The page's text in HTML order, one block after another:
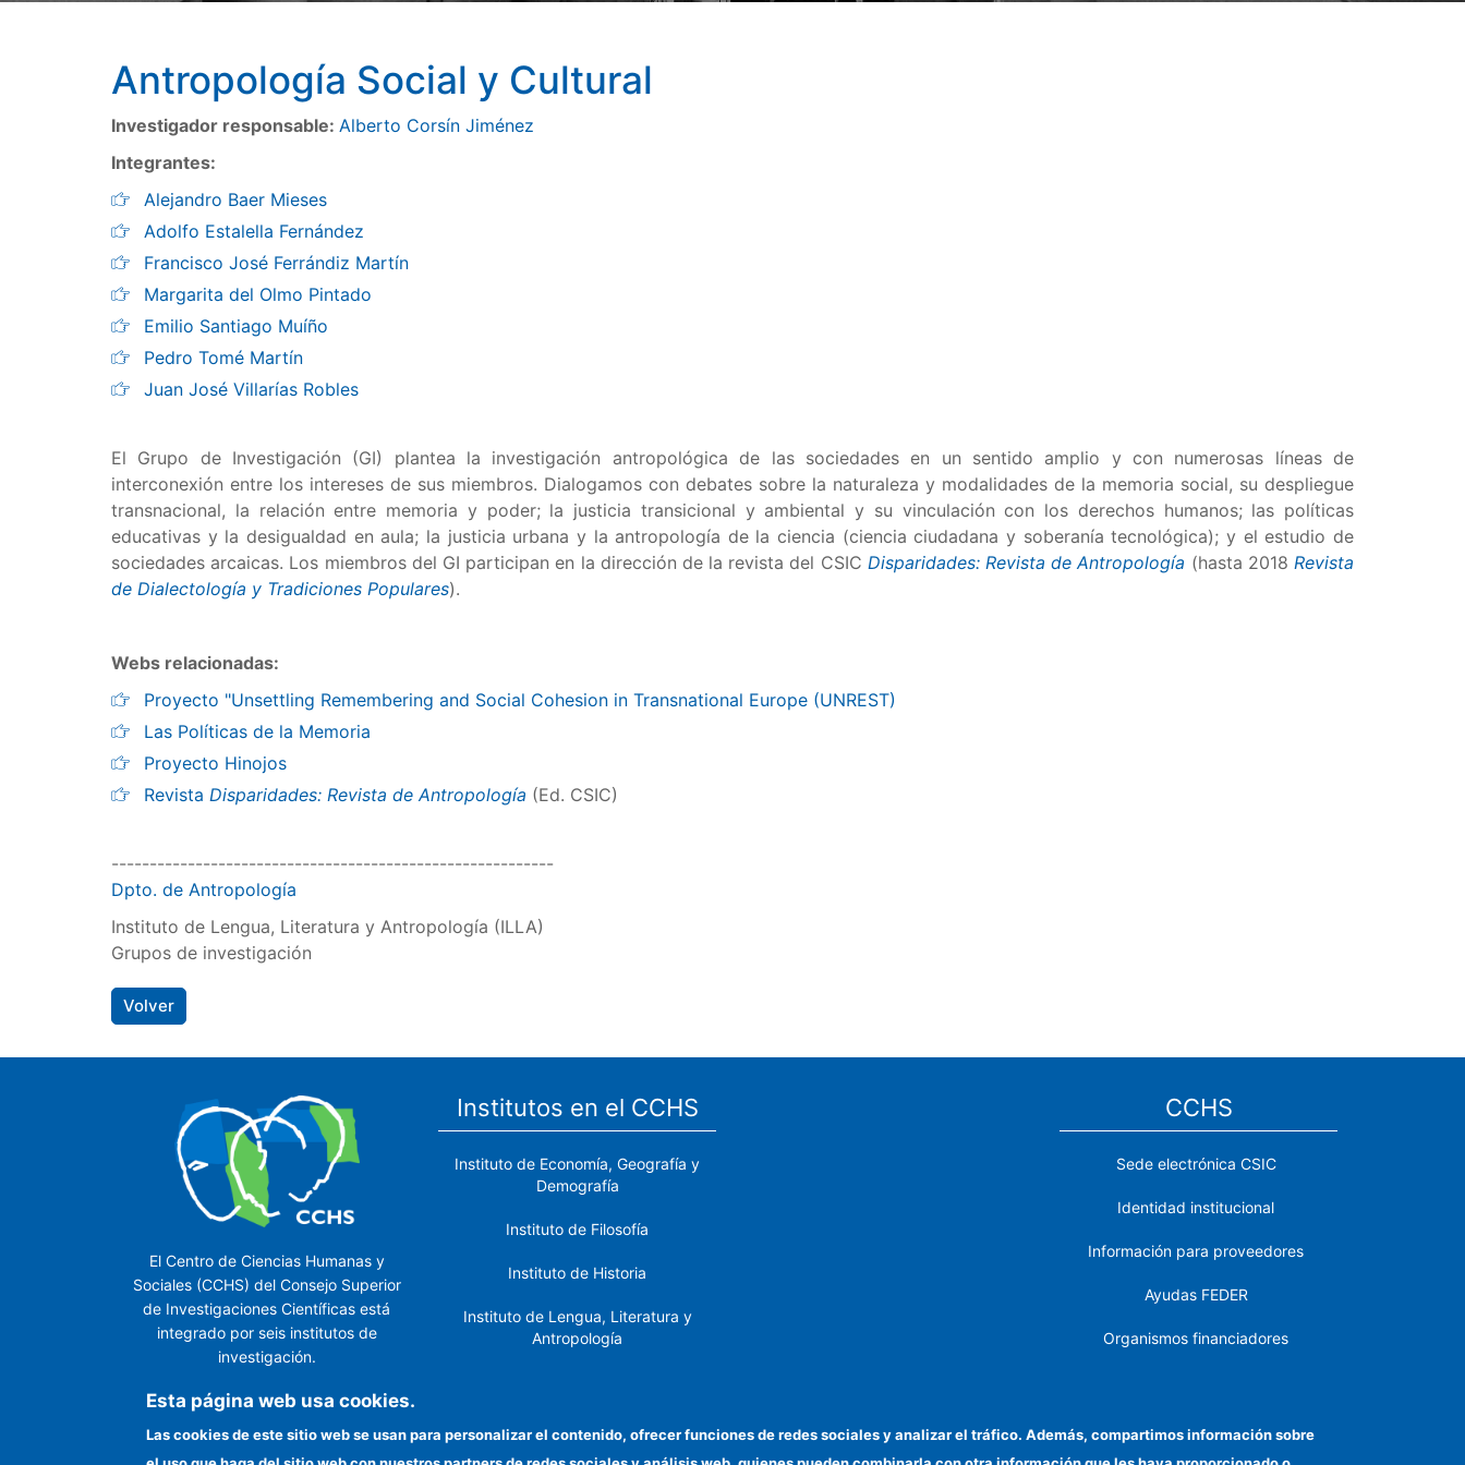
Antropología Social y Cultural
Investigador responsable: Alberto Corsín Jiménez
Integrantes:
Alejandro Baer Mieses
Adolfo Estalella Fernández
Francisco José Ferrándiz Martín
Margarita del Olmo Pintado
Emilio Santiago Muíño
Pedro Tomé Martín
Juan José Villarías Robles
El Grupo de Investigación (GI) plantea la investigación antropológica de las sociedades en un sentido amplio y con numerosas líneas de
interconexión entre los intereses de sus miembros. Dialogamos con debates sobre la naturaleza y modalidades de la memoria social, su despliegue
transnacional, la relación entre memoria y poder; la justicia transicional y ambiental y su vinculación con los derechos humanos; las políticas
educativas y la desigualdad en aula; la justicia urbana y la antropología de la ciencia (ciencia ciudadana y soberanía tecnológica); y el estudio de
sociedades arcaicas. Los miembros del GI participan en la dirección de la revista del CSIC Disparidades: Revista de Antropología (hasta 2018Revista
de Dialectología y Tradiciones Populares).
Webs relacionadas:
Proyecto "Unsettling Remembering and Social Cohesion in Transnational Europe (UNREST)
Las Políticas de la Memoria
Proyecto Hinojos
Revista Disparidades: Revista de Antropología (Ed. CSIC)
----------------------------------------------------------
Dpto. de Antropología
Instituto de Lengua, Literatura y Antropología (ILLA)
Grupos de investigación
Volver
El Centro de Ciencias Humanas y
Sociales (CCHS) del Consejo Superior
de Investigaciones Científicas está
integrado por seis institutos de
investigación.
Institutos en el CCHS
Instituto de Economía, Geografía y
Demografía
Instituto de Filosofía
Instituto de Historia
Instituto de Lengua, Literatura y
Antropología
Próximo
CCHS
Sede electrónica CSIC
Identidad institucional
Información para proveedores
Ayudas FEDER
Organismos financiadores
Cómo llegar
Esta página web usa cookies.
Las cookies de este sitio web se usan para personalizar el contenido, ofrecer funciones de redes sociales y analizar el tráfico. Además, compartimos información sobre